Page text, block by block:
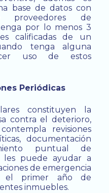
base de datos con
proveedores de
por lo menos 3
calificadas de un
tenga alguna
uso de estos
Periódicas
constituyen la
contra el deterioro,
revisiones
documentación
puntual de
les puede ayudar a
de emergencia
el primer año de
inmuebles.